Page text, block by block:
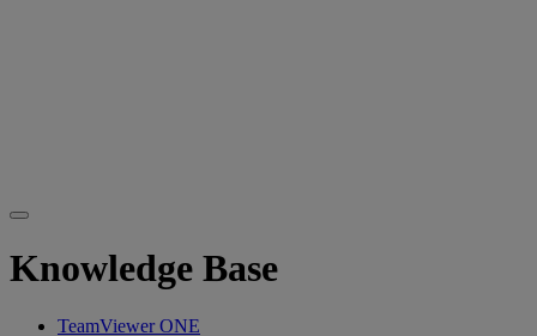
Knowledge Base
TeamViewer ONE